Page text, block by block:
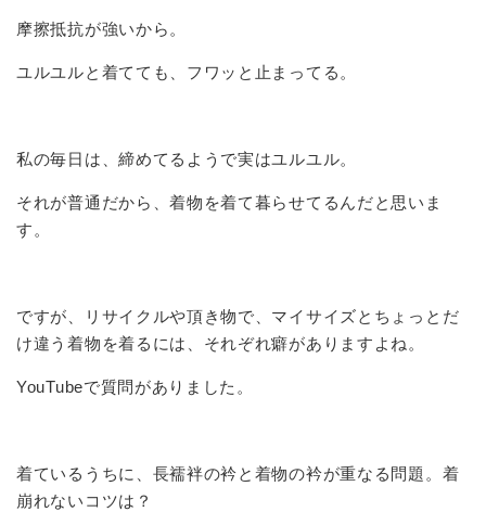
摩擦抵抗が強いから。
ユルユルと着てても、フワッと止まってる。
私の毎日は、締めてるようで実はユルユル。
それが普通だから、着物を着て暮らせてるんだと思いま
す。
ですが、リサイクルや頂き物で、マイサイズとちょっとだ
け違う着物を着るには、それぞれ癖がありますよね。
YouTubeで質問がありました。
着ているうちに、長襦袢の衿と着物の衿が重なる問題。着
崩れないコツは？